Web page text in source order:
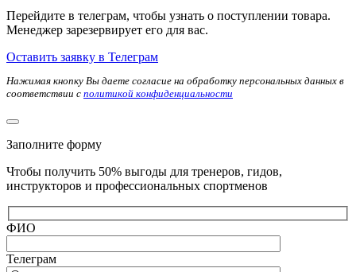
Перейдите в телеграм, чтобы узнать о поступлении товара.
Менеджер зарезервирует его для вас.
Оставить заявку в Телеграм
Нажимая кнопку Вы даете согласие на обработку персональных данных в
соответствии с политикой конфиденциальности
Заполните форму
Чтобы получить 50% выгоды для тренеров, гидов,
инструкторов и профессиональных спортменов
ФИО
Телеграм